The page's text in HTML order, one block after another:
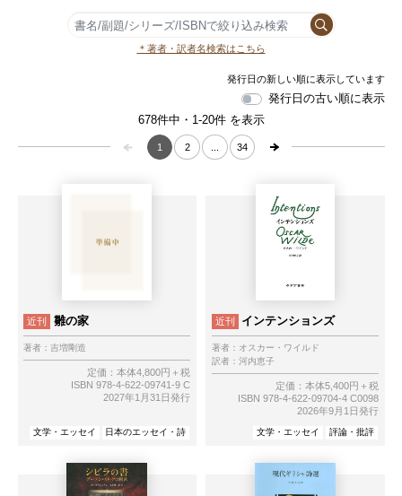
＊著者・訳者名検索はこちら
発行日の古い順に表示
1 2 34
678件中・1-20件 を表示
近刊 雛の家
著者： 吉増剛造
定価：本体4,800円＋税
ISBN 978-4-622-09741-9 C
2027年1月31日発行
文学・エッセイ 日本のエッセイ・詩
近刊 インテンションズ
著者： オスカー・ワイルド
訳者： 河内恵子
定価：本体5,400円＋税
ISBN 978-4-622-09704-4 C0098
2026年9月1日発行
文学・エッセイ 評論・批評